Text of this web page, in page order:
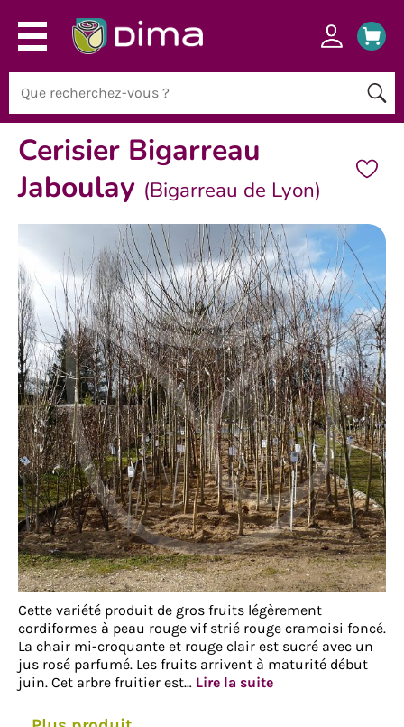
Cerisier Bigarreau
Jaboulay (Bigarreau de Lyon)
Cette variété produit de gros fruits légèrement
cordiformes à peau rouge vif strié rouge cramoisi foncé.
La chair mi-croquante et rouge clair est sucré avec un
jus rosé parfumé. Les fruits arrivent à maturité début
juin. Cet arbre fruitier est… Lire la suite